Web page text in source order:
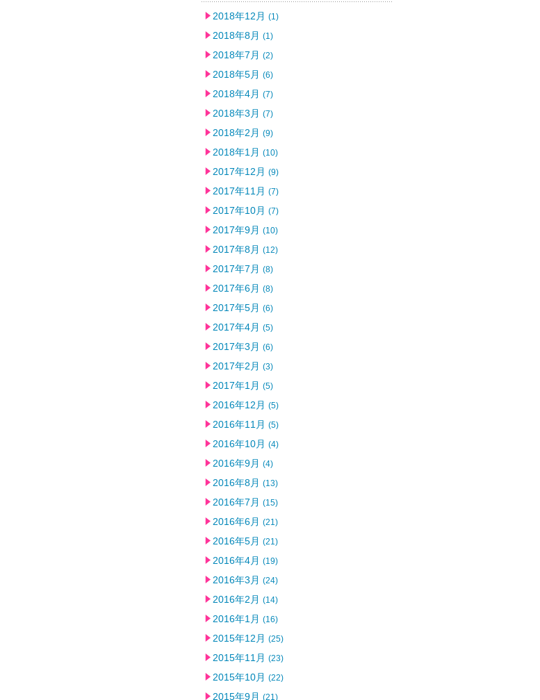
2018年12月 (1)
2018年8月 (1)
2018年7月 (2)
2018年5月 (6)
2018年4月 (7)
2018年3月 (7)
2018年2月 (9)
2018年1月 (10)
2017年12月 (9)
2017年11月 (7)
2017年10月 (7)
2017年9月 (10)
2017年8月 (12)
2017年7月 (8)
2017年6月 (8)
2017年5月 (6)
2017年4月 (5)
2017年3月 (6)
2017年2月 (3)
2017年1月 (5)
2016年12月 (5)
2016年11月 (5)
2016年10月 (4)
2016年9月 (4)
2016年8月 (13)
2016年7月 (15)
2016年6月 (21)
2016年5月 (21)
2016年4月 (19)
2016年3月 (24)
2016年2月 (14)
2016年1月 (16)
2015年12月 (25)
2015年11月 (23)
2015年10月 (22)
2015年9月 (21)